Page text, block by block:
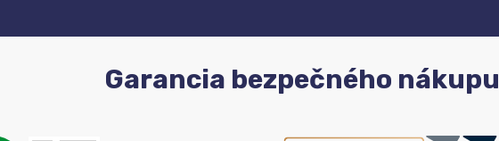
Garancia bezpečného nákupu